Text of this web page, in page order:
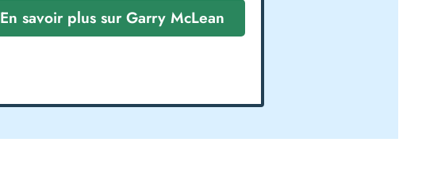
En savoir plus sur Garry McLean